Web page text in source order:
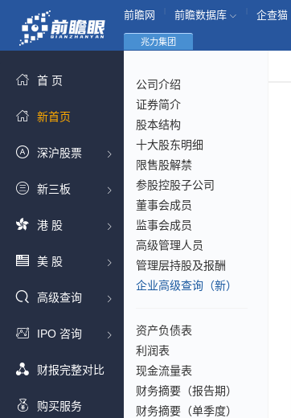
前瞻网 前瞻数据库 企查猫
首 页
新首页
深沪股票
新三板
港 股
美 股
高级查询
IPO 咨询
财报完整对比
购买服务
兆力集团
公司介绍
证券简介
股本结构
十大股东明细
限售股解禁
参股控股子公司
董事会成员
监事会成员
高级管理人员
管理层持股及报酬
企业高级查询（新）
资产负债表
利润表
现金流量表
财务摘要（报告期）
财务摘要（单季度）